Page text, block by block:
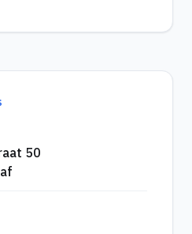
50